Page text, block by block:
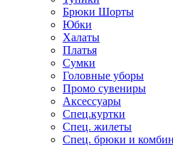
Брюки Шорты
Юбки
Халаты
Платья
Сумки
Головные уборы
Промо сувениры
Аксессуары
Спец.куртки
Спец. жилеты
Спец. брюки и